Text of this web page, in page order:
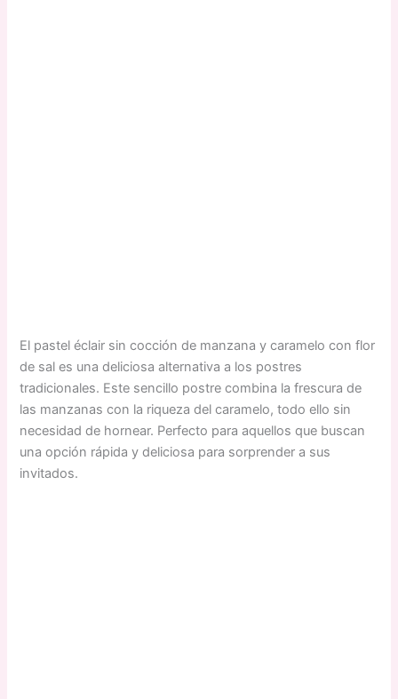
El pastel éclair sin cocción de manzana y caramelo con flor
de sal es una deliciosa alternativa a los postres
tradicionales. Este sencillo postre combina la frescura de
las manzanas con la riqueza del caramelo, todo ello sin
necesidad de hornear. Perfecto para aquellos que buscan
una opción rápida y deliciosa para sorprender a sus
invitados.